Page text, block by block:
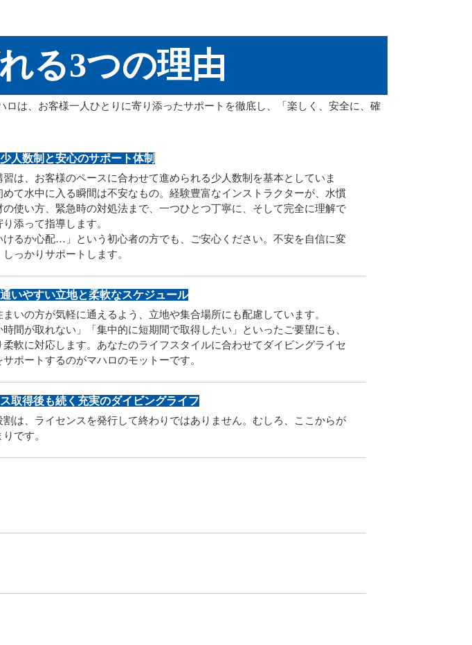
る3つの理由
は、お客様一人ひとりに寄り添ったサポートを徹底し、「楽しく、安全に、確
人数制と安心のサポート体制
習は、お客様のペースに合わせて進められる少人数制を基本としていま
めて水中に入る瞬間は不安なもの。経験豊富なインストラクターが、水慣
の使い方、緊急時の対処法まで、一つひとつ丁寧に、そして完全に理解で
添って指導します。
けるか心配…」という初心者の方でも、ご安心ください。不安を自信に変
しっかりサポートします。
いやすい立地と柔軟なスケジュール
いの方が気軽に通えるよう、立地や集合場所にも配慮しています。
時間が取れない」「集中的に短期間で取得したい」といったご要望にも、
柔軟に対応します。あなたのライフスタイルに合わせてダイビングライセ
サポートするのがマハロのモットーです。
取得後も続く充実のダイビングライフ
割は、ライセンスを発行して終わりではありません。むしろ、ここからが
です。